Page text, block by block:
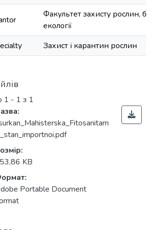
Факультет захисту рослин,
екології
Захист і карантин рослин
1 - 1 з 1
KB
Portable Document